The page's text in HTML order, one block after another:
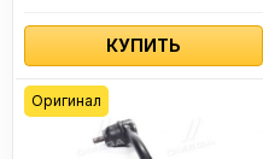
КУПИТЬ
Оригинал